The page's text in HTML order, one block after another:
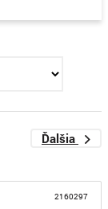
Ďalšia
2160297